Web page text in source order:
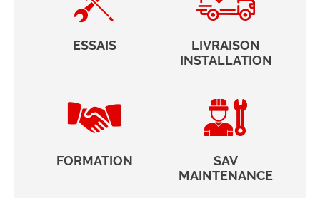
ESSAIS
LIVRAISON
INSTALLATION
FORMATION
SAV
MAINTENANCE